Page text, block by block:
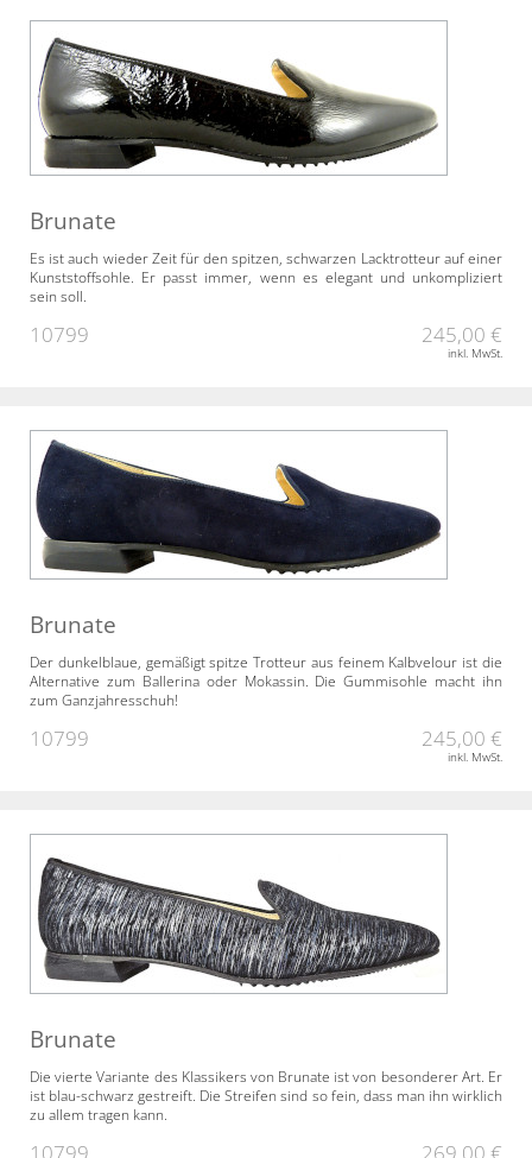
Brunate
Es ist auch wieder Zeit für den spitzen, schwarzen Lacktrotteur auf einer
Kunststoffsohle. Er passt immer, wenn es elegant und unkompliziert
sein soll.
10799 245,00 €
inkl. MwSt.
Brunate
Der dunkelblaue, gemäßigt spitze Trotteur aus feinem Kalbvelour ist die
Alternative zum Ballerina oder Mokassin. Die Gummisohle macht ihn
zum Ganzjahresschuh!
10799 245,00 €
inkl. MwSt.
Brunate
Die vierte Variante des Klassikers von Brunate ist von besonderer Art. Er
ist blau-schwarz gestreift. Die Streifen sind so fein, dass man ihn wirklich
zu allem tragen kann.